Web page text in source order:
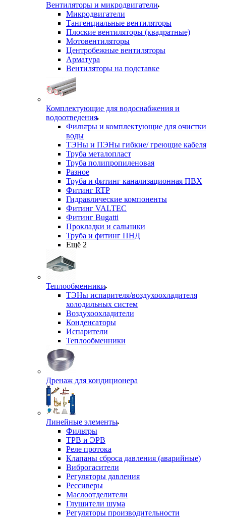
Вентиляторы и микродвигатели
Микродвигатели
Тангенциальные вентиляторы
Плоские вентиляторы (квадратные)
Мотовентиляторы
Центробежные вентиляторы
Арматура
Вентиляторы на подставке
Комплектующие для водоснабжения и
водоотведения
Фильтры и комплектующие для очистки
воды
ТЭНы и ПЭНы гибкие/ греющие кабеля
Труба металопласт
Труба полипропиленовая
Разное
Труба и фитинг канализационная ПВХ
Фитинг RTP
Гидравлические компоненты
Фитинг VALTEC
Фитинг Bugatti
Прокладки и сальники
Труба и фитинг ПНД
Ещё 2
Теплообменники
ТЭНы испарителя/воздухоохладителя
холодильных систем
Воздухоохладители
Конденсаторы
Испарители
Теплообменники
Дренаж для кондиционера
Линейные элементы
Фильтры
ТРВ и ЭРВ
Реле протока
Клапаны сброса давления (аварийные)
Виброгасители
Регуляторы давления
Рессиверы
Маслоотделители
Глушители шума
Регуляторы производительности